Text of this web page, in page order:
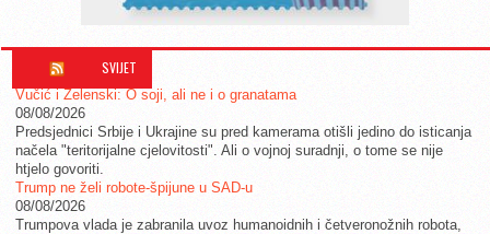
SVIJET
Vučić i Zelenski: O soji, ali ne i o granatama
08/08/2026
Predsjednici Srbije i Ukrajine su pred kamerama otišli jedino do isticanja
načela "teritorijalne cjelovitosti". Ali o vojnoj suradnji, o tome se nije
htjelo govoriti.
Trump ne želi robote-špijune u SAD-u
08/08/2026
Trumpova vlada je zabranila uvoz humanoidnih i četveronožnih robota,